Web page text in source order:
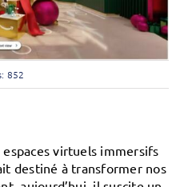
852
virtuels immersifs
destiné à transformer nos